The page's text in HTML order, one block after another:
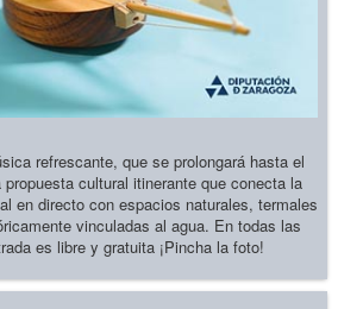
refrescante, que se prolongará hasta el
cultural itinerante que conecta la
en directo con espacios naturales, termales
vinculadas al agua. En todas las
es libre y gratuita ¡Pincha la foto!